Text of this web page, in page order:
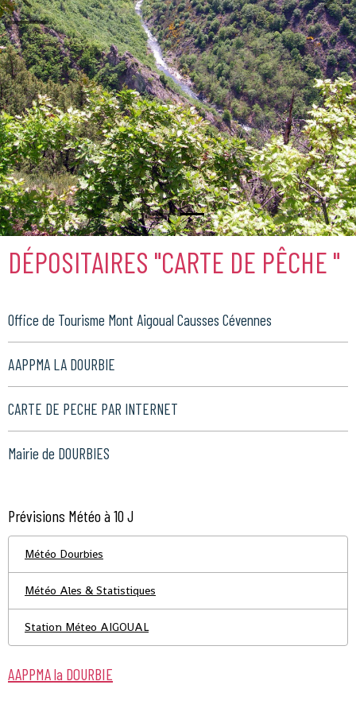
DÉPOSITAIRES "CARTE DE PÊCHE "
Office de Tourisme Mont Aigoual Causses Cévennes
AAPPMA LA DOURBIE
CARTE DE PECHE PAR INTERNET
Mairie de DOURBIES
Prévisions Météo à 10 J
Météo Dourbies
Météo Ales & Statistiques
Station Méteo AIGOUAL
AAPPMA la DOURBIE